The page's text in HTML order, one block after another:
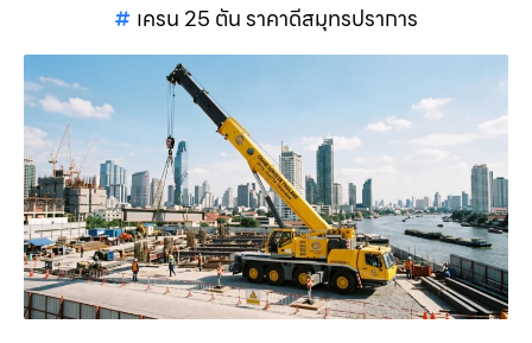
เครน 25 ตัน ราคาดีสมุทรปราการ